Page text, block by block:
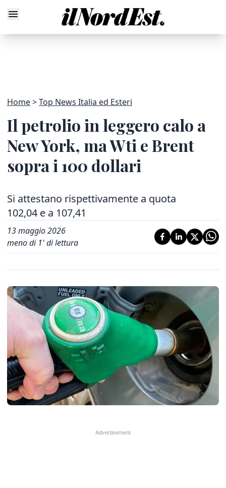
Home Top News Italia ed Esteri
Il petrolio in leggero calo a
New York, ma Wti e Brent
sopra i 100 dollari
Si attestano rispettivamente a quota
102,04 e a 107,41
13 maggio 2026
meno di 1' di lettura